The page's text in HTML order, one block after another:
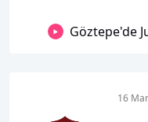
Göztepe'de
16